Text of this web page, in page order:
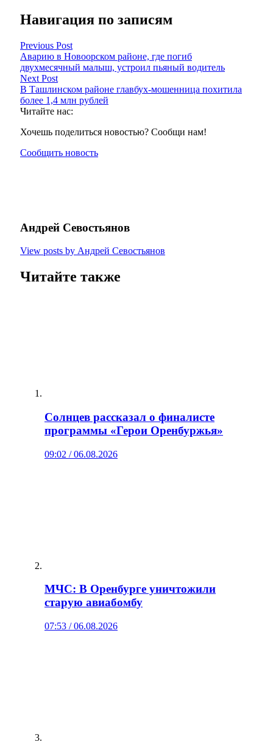
Навигация по записям
Previous Post
Аварию в Новоорском районе, где погиб
двухмесячный малыш, устроил пьяный водитель
Next Post
В Ташлинском районе главбух-мошенница похитила
более 1,4 млн рублей
Читайте нас:
Хочешь поделиться новостью? Сообщи нам!
Сообщить новость
Андрей Севостьянов
View posts by Андрей Севостьянов
Читайте также
Солнцев рассказал о финалисте
программы «Герои Оренбуржья»
09:02 / 06.08.2026
МЧС: В Оренбурге уничтожили
старую авиабомбу
07:53 / 06.08.2026